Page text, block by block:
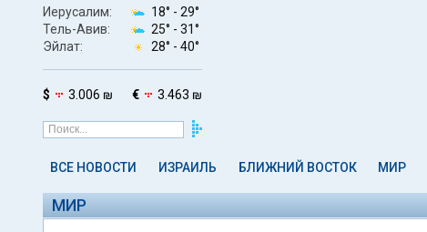
Иерусалим: 18° - 29°
Тель-Авив:
25° - 31°
Эйлат:
28° - 40°
$ 3.006 ₪ € 3.463 ₪
ВСЕ НОВОСТИ ИЗРАИЛЬ БЛИЖНИЙ ВОСТОК МИР
МИР